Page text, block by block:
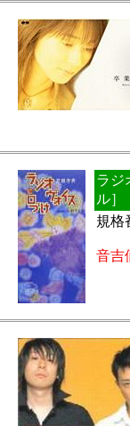
ラジ
ル］
規格
音吉